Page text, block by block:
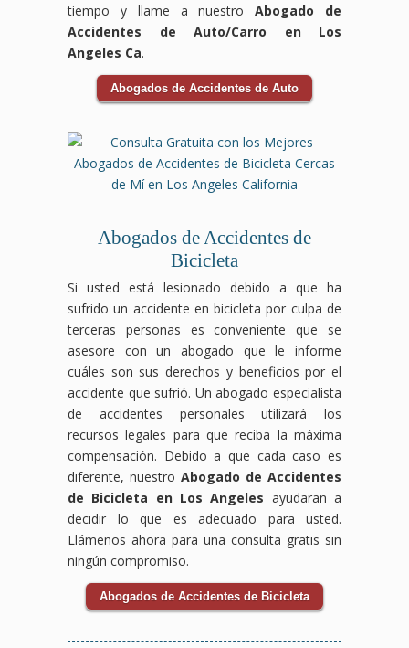
o
negligencia
parte
del
personal.
de
abogados
especializados
por
locales
para
que
responsables
asuman
la
compensación
que
corresponde
por
tu
accidente.
Contáctanos
mismo
para
una
consulta
gratuita
especializados
tránsito
te
través
del
proceso
encargará
de
negociar
con
las
para
obtener
el
mejor
resultado
posible
para
tu
caso.
Contáctanos
para
una
consulta
gratuita
y
recibas
necesario
durante
Las
aseguradoras
pueden
o
beneficios,
pero
nosotros
nos
encargamos
de
proteger
tus
Contáctanos
hoy
para
una
gratuita
y
que
te
ayudemos
debido
a la
de
conductores
o
en
la
vía,
consecuencias
pueden
graves.
Nuestro
de
abogados
especializados
en
accidentes
tránsito
luchará
para
que
recibas
apoyo
financiero
y
legal
que
de
abogados
accidentes
de
encargará
de
todo
legal,
desde
el
reclamo
hasta
negociación
con
las
aseguradoras,
asegurándonos
de
que
obtengas
el
máximo
beneficio
Contáctanos
hoy
para
una
consulta
los
dificultades
físicas
Nuestro
equipo
de
en
luchará
para
que
obtengas
la
compensación
por
accidente
que
mereces,
asegurándonos
de
derechos
trabajador
estén
protegidos
tiempo y llame a nuestroAbogado de
Accidentes de Auto/Carro en Los
Angeles Ca.
Abogados de Accidentes de Auto
Abogados de Accidentes de
Bicicleta
Si usted está lesionado debido a que ha
sufrido un accidente en bicicleta por culpa de
terceras personas es conveniente que se
asesore con un abogado que le informe
cuáles son sus derechos y beneficios por el
accidente que sufrió. Un abogado especialista
de accidentes personales utilizará los
recursos legales para que reciba la máxima
compensación. Debido a que cada caso es
diferente, nuestro Abogado de Accidentes
de Bicicleta en Los Angeles ayudaran a
decidir lo que es adecuado para usted.
Llámenos ahora para una consulta gratis sin
ningún compromiso.
Abogados de Accidentes de Bicicleta